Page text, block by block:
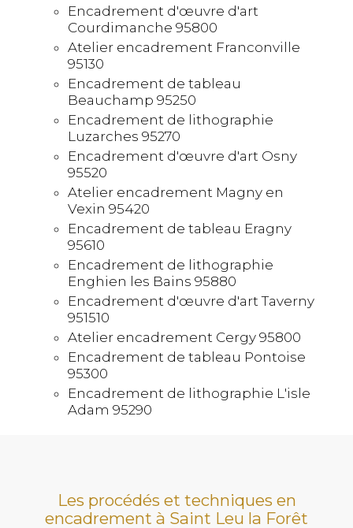
Encadrement d'œuvre d'art
Courdimanche 95800
Atelier encadrement Franconville
95130
Encadrement de tableau
Beauchamp 95250
Encadrement de lithographie
Luzarches 95270
Encadrement d'œuvre d'art Osny
95520
Atelier encadrement Magny en
Vexin 95420
Encadrement de tableau Eragny
95610
Encadrement de lithographie
Enghien les Bains 95880
Encadrement d'œuvre d'art Taverny
951510
Atelier encadrement Cergy 95800
Encadrement de tableau Pontoise
95300
Encadrement de lithographie L'isle
Adam 95290
Les procédés et techniques en
encadrement à Saint Leu la Forêt